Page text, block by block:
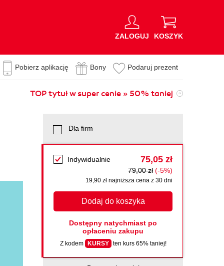
ZALOGUJ KOSZYK
Pobierz aplikację Bony Podaruj prezent
TOP tytuł w super cenie » 50% taniej
Dla firm
Indywidualnie 75,05 zł
79,00 zł (-5%)
19,90 zł najniższa cena z 30 dni
Dodaj do koszyka
Dostępny natychmiast po
opłaceniu zakupu
Z kodem KURSY ten kurs 65% taniej!